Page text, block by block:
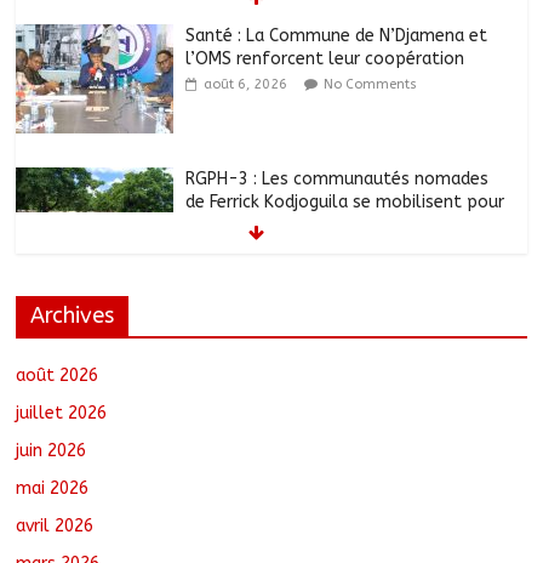
Santé : La Commune de N’Djamena et
l’OMS renforcent leur coopération
août 6, 2026 No Comments
RGPH-3 : Les communautés nomades
de Ferrick Kodjoguila se mobilisent pour
le recensement
de FCFA pour former 100 jeunes
Archives
août 2026
juillet 2026
juin 2026
mai 2026
avril 2026